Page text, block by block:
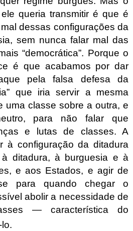
queria transmitir é que é
dessas configurações da
sem nunca falar mal das
“democrática”. Porque o
é que acabamos por dar
pela falsa defesa da
que iria servir a mesma
uma classe sobre a outra, e
para não falar que
e lutas de classes. A
à configuração da ditadura
ditadura, à burguesia e à
e aos Estados, e agir de
para quando chegar o
abolir a necessidade de
— característica do